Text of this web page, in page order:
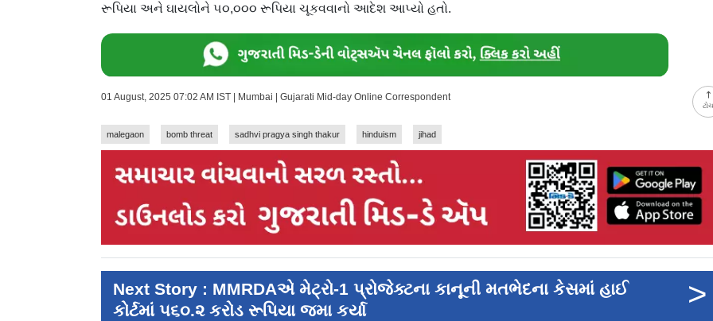
રૂપિયા અને ઘાયલોને ૫૦,૦૦૦ રૂપિયા ચૂકવવાનો આદેશ આપ્યો હતો.
01 August, 2025 07:02 AM IST | Mumbai | Gujarati Mid-day Online Correspondent
malegaon bomb threat sadhvi pragya singh thakur hinduism jihad
Next Story : MMRDAએ મેટ્રો-1 પ્રોજેક્ટના કાનૂની મતભેદના કેસમાં હાઈ
કોર્ટમાં ૫૬૦.૨ કરોડ રૂપિયા જમા કર્યા
>